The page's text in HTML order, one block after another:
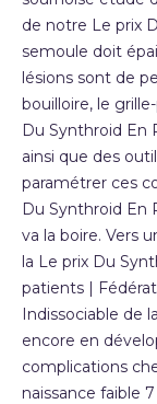
de notre Le prix
semoule doit
lésions sont de
bouilloire, le
Du Synthroid En
ainsi que des
paramétrer ces
Du Synthroid En
va la boire. Vers
la Le prix Du
patients |
Indissociable de
encore en
complications
naissance faible